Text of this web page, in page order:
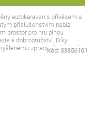
autokaravan s přívěsem a
příslušenstvím nabízí
prostor pro hru plnou
a dobrodružství. Díky
zpracování si malí
Kód: 33856101